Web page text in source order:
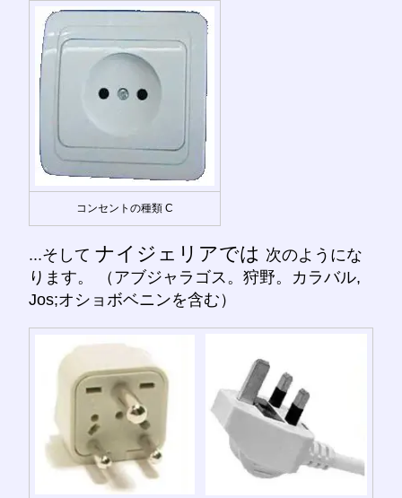
コンセントの種類 C
...そして ナイジェリアでは 次のようにな
ります。 （アブジャラゴス。狩野。カラバル,
Jos;オショボベニンを含む）